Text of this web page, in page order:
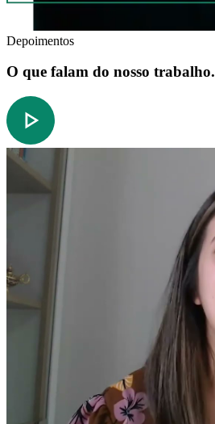
Depoimentos
O que falam do nosso trabalho.